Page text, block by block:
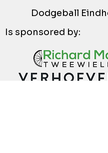
Dodgeball
Is sponsored by: